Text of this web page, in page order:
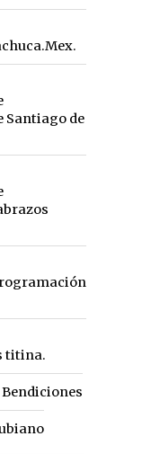
Santiago de
titina.
Bendiciones